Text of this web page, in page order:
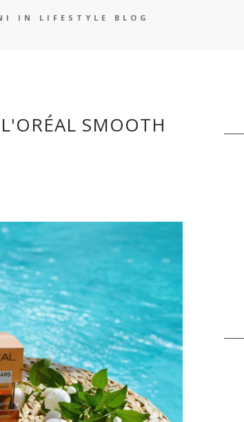
IN LIFESTYLE BLOG
SMOOTH